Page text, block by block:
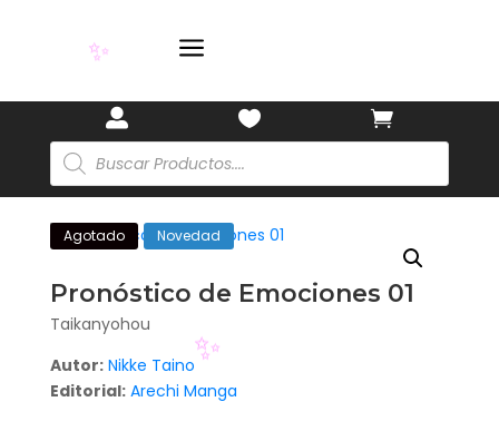
a
 

Búsqueda
de
productos
Agotado Novedad
Pronóstico de Emociones 01
Taikanyohou
Autor: Nikke Taino
Editorial: Arechi Manga
✨